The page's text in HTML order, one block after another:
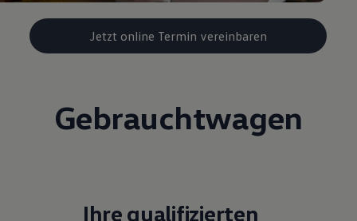
Jetzt online Termin vereinbaren
Gebrauchtwagen
Ihre qualifizierten